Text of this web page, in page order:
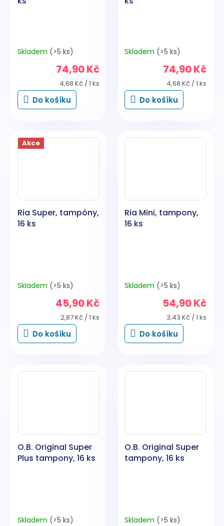
Skladem (>5 ks)
74,90 Kč
Měrná
cena:
4,68 Kč / 1 ks
Do košíku
Skladem (>5 ks)
74,90 Kč
Měrná
cena:
4,68 Kč / 1 ks
Do košíku
Akce
Ria Super, tampóny,
16 ks
Skladem (>5 ks)
45,90 Kč
Měrná
cena:
2,87 Kč / 1 ks
Do košíku
Ria Mini, tampony,
16 ks
Skladem (>5 ks)
54,90 Kč
Měrná
cena:
3,43 Kč / 1 ks
Do košíku
O.B. Original Super
Plus tampony, 16 ks
Skladem (>5 ks)
O.B. Original Super
tampony, 16 ks
Skladem (>5 ks)